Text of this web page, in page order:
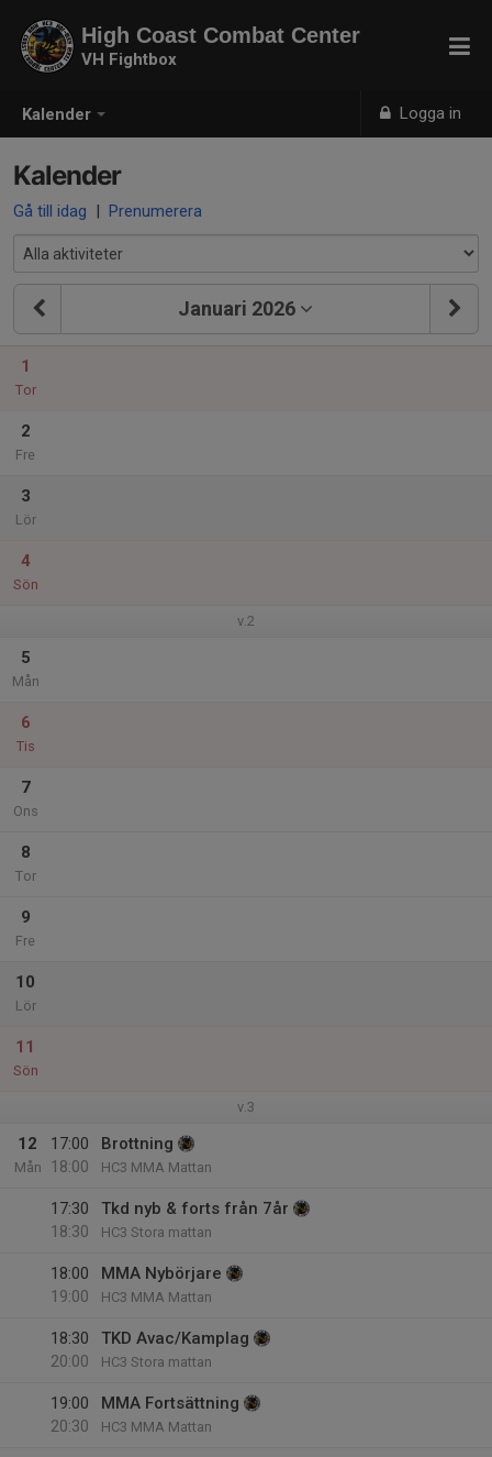
Kalender Logga in
High Coast Combat Center
VH Fightbox
Kalender
Gå till idag | Prenumerera
Januari 2026
1
Tor
2
Fre
3
Lör
4
Sön
v.2
5
Mån
6
Tis
7
Ons
8
Tor
9
Fre
10
Lör
11
Sön
v.3
12
Mån
17:00
18:00
Brottning
HC3 MMA Mattan
17:30
18:30
Tkd nyb & forts från 7år
HC3 Stora mattan
18:00
19:00
MMA Nybörjare
HC3 MMA Mattan
18:30
20:00
TKD Avac/Kamplag
HC3 Stora mattan
19:00
20:30
MMA Fortsättning
HC3 MMA Mattan